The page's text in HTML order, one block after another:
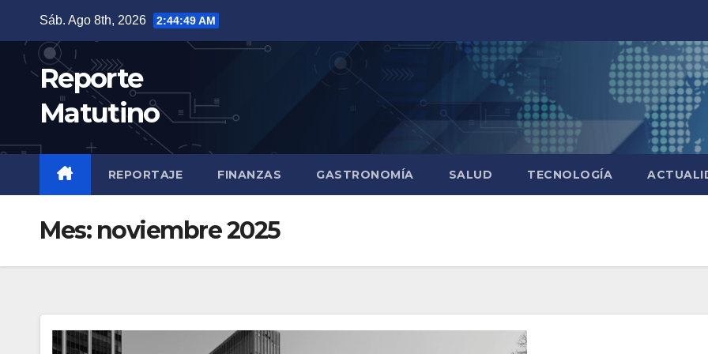
contenido
Sáb. Ago 8th, 2026 2:44:51 AM
Reporte
Matutino
REPORTAJE FINANZAS GASTRONOMÍA SALUD TECNOLOGÍA
Mes: noviembre 2025